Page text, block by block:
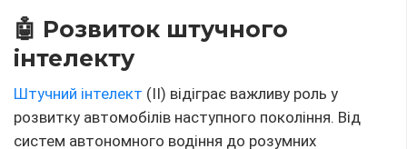
транспортних пригод та покращення ефективності
дорожнього руху.
🌿 Екологічні Ініціативи та
Електромобілі